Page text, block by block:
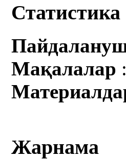
Статистика
Мақалалар
Жарнама